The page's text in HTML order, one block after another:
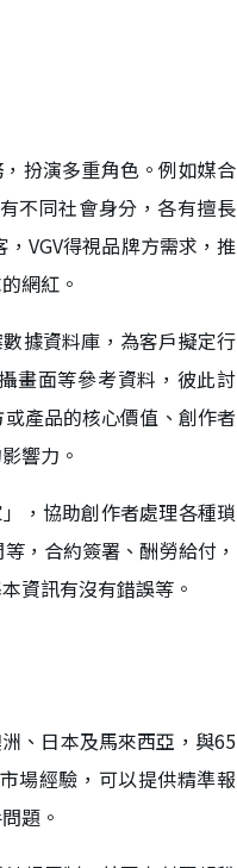
扮演多重角色。例如媒合
不同社會身分，各有擅長
VGV得視品牌方需求，推
網紅。
據資料庫，為客戶擬定行
畫面等參考資料，彼此討
產品的核心價值、創作者
響力。
，協助創作者處理各種瑣
，合約簽署、酬勞給付，
資訊有沒有錯誤等。
、日本及馬來西亞，與65
場經驗，可以提供精準報
題。